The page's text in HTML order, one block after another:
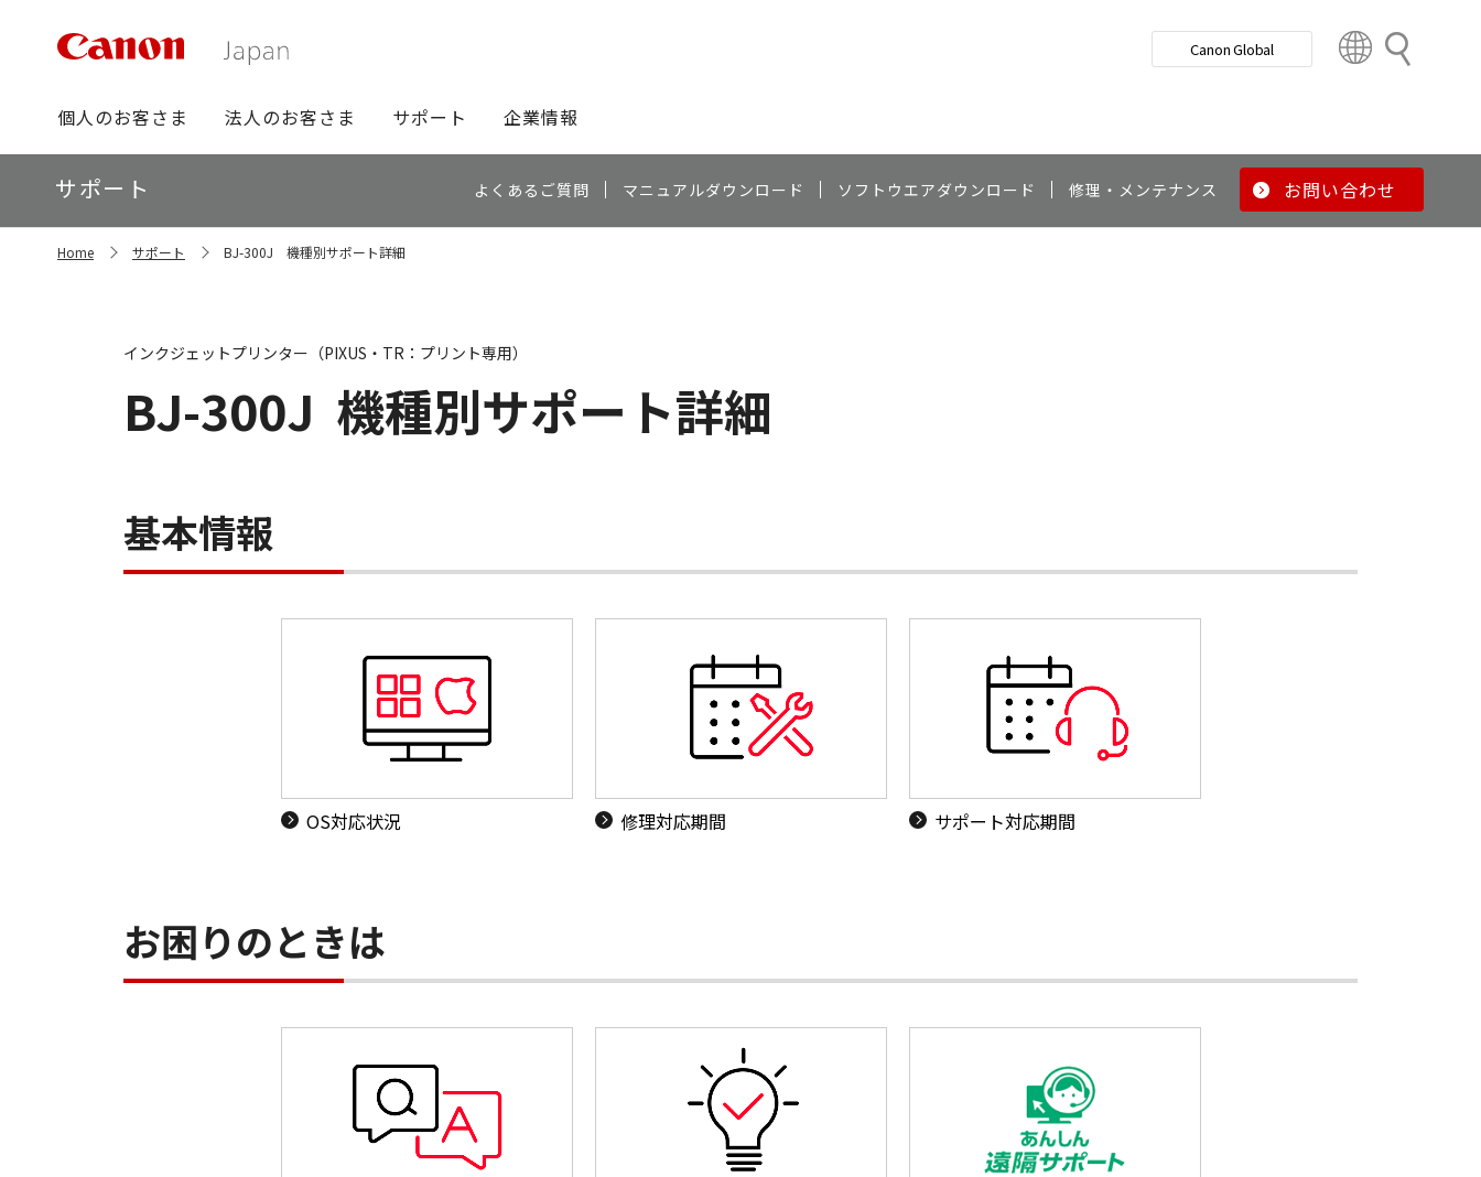
検
グ
ロ
ー
バ
ビ
個人のお客さま 法人のお客さま サポート 企業情報
Canon Global
t
y
ロ
ー
カ
ル
サポート よくあるご質問 マニュアルダウンロード ソフトウエアダウンロード 修理・メンテナンス お問い合わせ
Home サポート BJ-300J 機種別サポート詳細
BJ-300J 機種別サポート詳細
インクジェットプリンター（PIXUS・TR：プリント専用）
基本情報
OS対応状況 修理対応期間 サポート対応期間
お困りのときは